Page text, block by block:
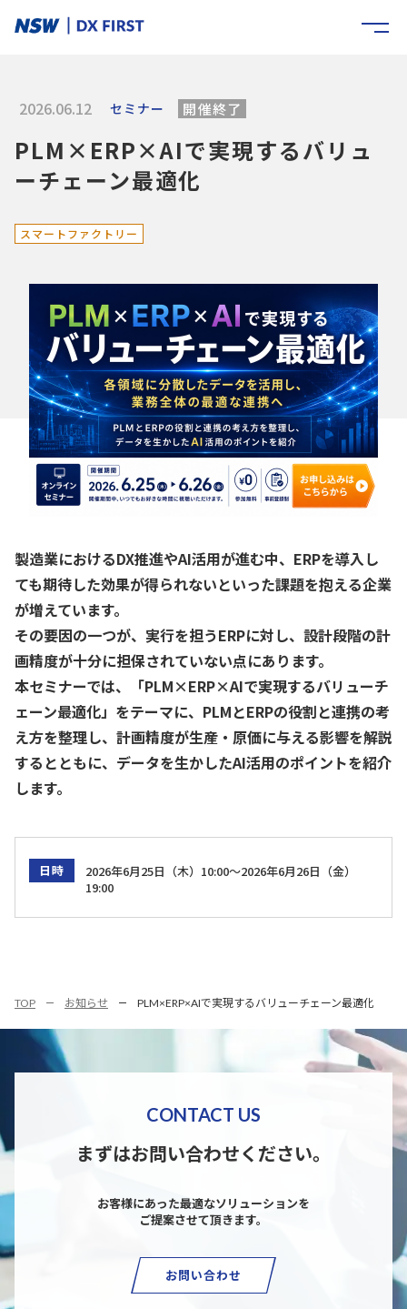
2026.06.12 セミナー 開催終了
PLM×ERP×AIで実現するバリュ
ーチェーン最適化
スマートファクトリー
製造業におけるDX推進やAI活用が進む中、ERPを導入し
ても期待した効果が得られないといった課題を抱える企業
が増えています。
その要因の一つが、実行を担うERPに対し、設計段階の計
画精度が十分に担保されていない点にあります。
本セミナーでは、「PLM×ERP×AIで実現するバリューチ
ェーン最適化」をテーマに、PLMとERPの役割と連携の考
え方を整理し、計画精度が生産・原価に与える影響を解説
するとともに、データを生かしたAI活用のポイントを紹介
します。
日時
2026年6月25日（木）10:00～2026年6月26日（金）
19:00
TOP お知らせ PLM×ERP×AIで実現するバリューチェーン最適化
CONTACT US
まずはお問い合わせください。
お客様にあった最適なソリューションを
ご提案させて頂きます。
お問い合わせ